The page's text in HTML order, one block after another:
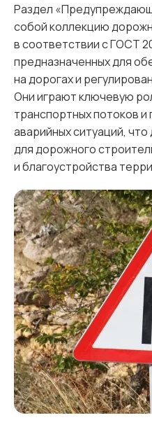
Раздел
собой коллекцию
в соответствии с ГОСТ
предназначенных для
на дорогах и
Они играют ключевую
транспортных потоков
аварийных ситуаций,
для дорожного
и благоустройства